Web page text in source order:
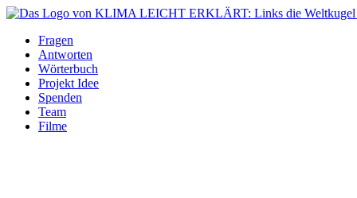
Fragen
Antworten
Wörterbuch
Projekt Idee
Spenden
Team
Filme